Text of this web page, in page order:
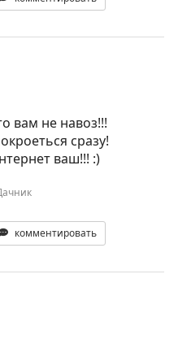
вам не навоз!!!
сразу!
ваш!!! :)
комментировать